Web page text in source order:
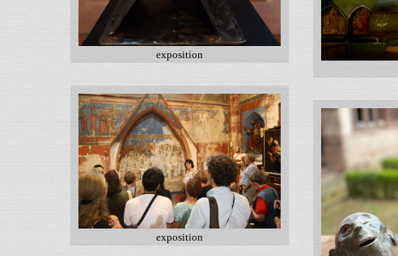
exposition
exposition